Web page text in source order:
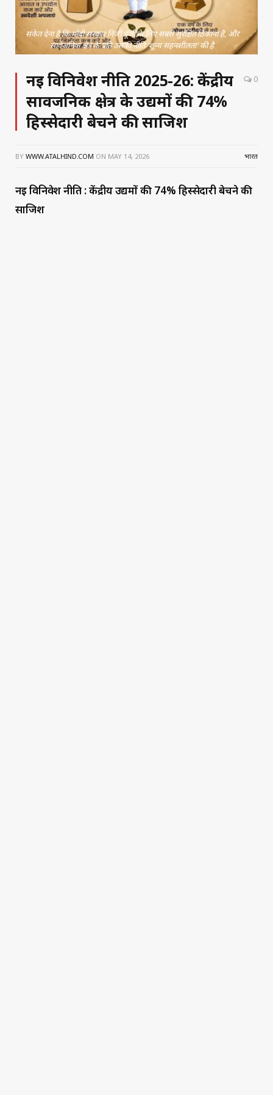
संकेत देना है कि मोदी सरकार निजी पूंजी के लिए सबसे सुरक्षित ठिकाना है, और
सार्वजनिक क्षेत्र के प्रति उसकी नीति 'शून्य सहनशीलता' की है
नई विनिवेश नीति 2025-26: केंद्रीय
सार्वजनिक क्षेत्र के उद्यमों की 74%
हिस्सेदारी बेचने की साजिश
0
BY WWW.ATALHIND.COM ON MAY 14, 2026 भारत
नई विनिवेश नीति : केंद्रीय उद्यमों की 74% हिस्सेदारी बेचने की
साजिश